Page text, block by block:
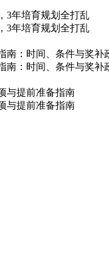
3年培育规划全打乱
3年培育规划全打乱
南：时间、条件与奖补
南：时间、条件与奖补
与提前准备指南
与提前准备指南